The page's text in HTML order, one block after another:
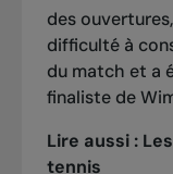
des
difficulté à
du match et a
finaliste de
Lire aussi :
tennis